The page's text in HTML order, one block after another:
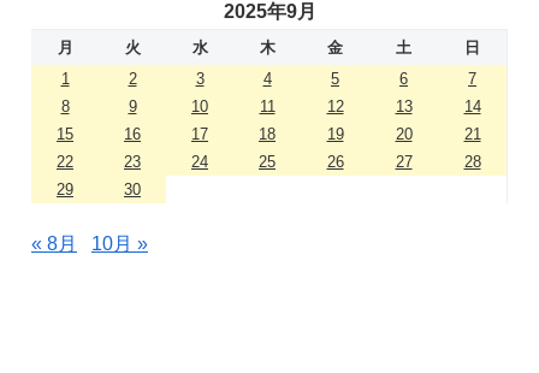
2025年9月
月 火 水 木 金 土
日
1
2 3 4 5 6
7
8
9 10 11 12 13
14
15
16 17 18 19 20
21
22
23 24 25 26 27
28
29
30
« 8月 10月 »